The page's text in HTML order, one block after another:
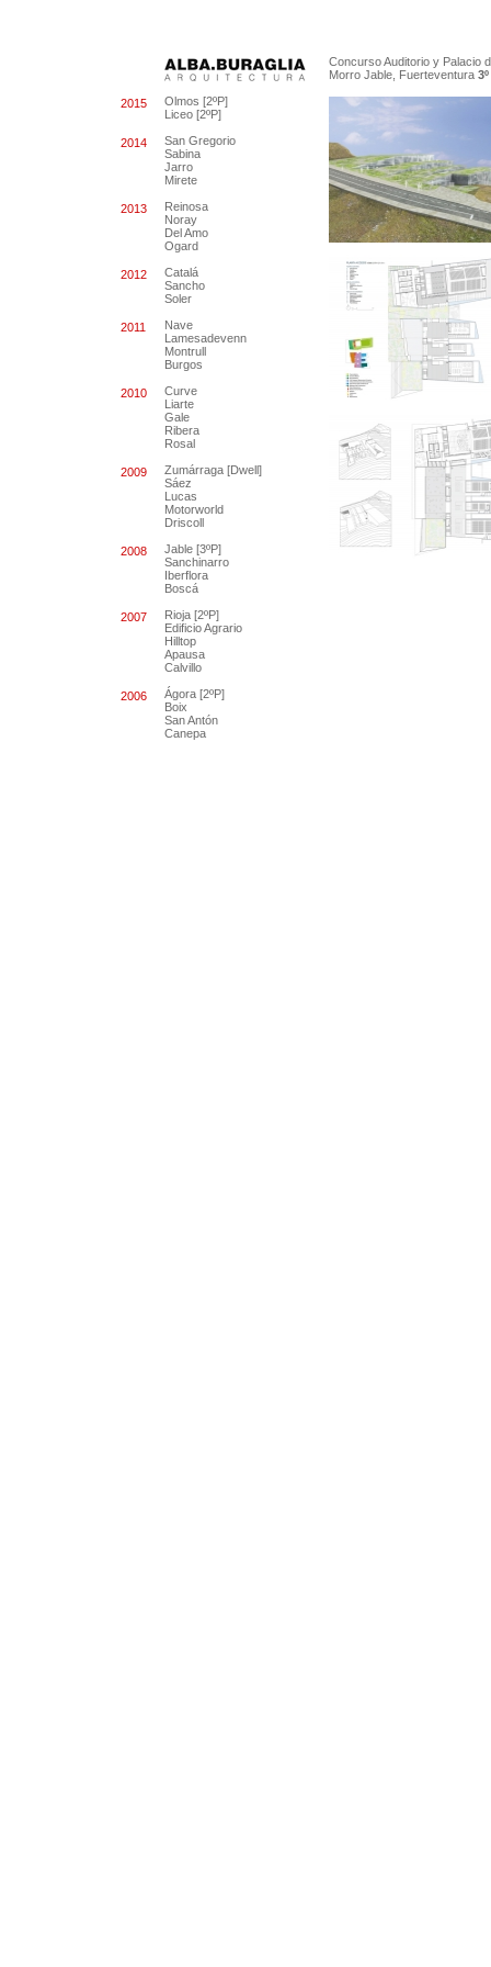
2015
Olmos [2ºP]
Liceo [2ºP]
2014
San Gregorio
Sabina
Jarro
Mirete
2013
Reinosa
Noray
Del Amo
Ogard
2012
Catalá
Sancho
Soler
2011
Nave
Lamesadevenn
Montrull
Burgos
2010
Curve
Liarte
Gale
Ribera
Rosal
2009
Zumárraga [Dwell]
Sáez
Lucas
Motorworld
Driscoll
2008
Jable [3ºP]
Sanchinarro
Iberflora
Boscá
2007
Rioja [2ºP]
Edificio Agrario
Hilltop
Apausa
Calvillo
2006
Ágora [2ºP]
Boix
San Antón
Canepa
Concurso Auditorio y Palacio
Morro Jable, Fuerteventura